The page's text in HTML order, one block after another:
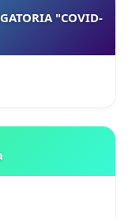
"COVID-